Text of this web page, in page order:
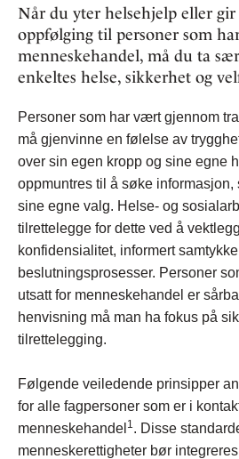
Når du yter helsehjelp eller gir
oppfølging til personer som
menneskehandel, må du ta
enkeltes helse, sikkerhet og
Personer som har vært gjennom
må gjenvinne en følelse av
over sin egen kropp og sine egne
oppmuntres til å søke
sine egne valg. Helse- og
tilrettelegge for dette ved å
konfidensialitet, informert
beslutningsprosesser. Personer
utsatt for menneskehandel er
henvisning må man ha fokus på
tilrettelegging.
Følgende veiledende prinsipper
for alle fagpersoner som er i
menneskehandel 1. Disse
menneskerettigheter bør